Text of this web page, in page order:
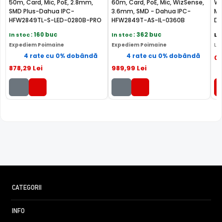
TEHNOLOGIA STARLIGHT
Camera DAHUA IPC-PFW5849-A180-E2-ASTE-0360B este
SONY STARVIS, ce ii ofera camerei o sensibilitate extrem
50m, Card, Mic, PoE, 2.8mm,
SMD Plus-Dahua IPC-
HFW2849TL-S-LED-0280B-PRO
In stoc: 160 buc
Expediem Poimaine
4 rate cu 0% dobândă
878,29 Lei
60m, Card, PoE, Mic, WizSense,
3.6mm, SMD - Dahua IPC-
HFW2849T-AS-IL-0360B
In stoc: 362 buc
Expediem Poimaine
4 rate cu 0% dobândă
989,99 Lei
0
CATEGORII
INFO